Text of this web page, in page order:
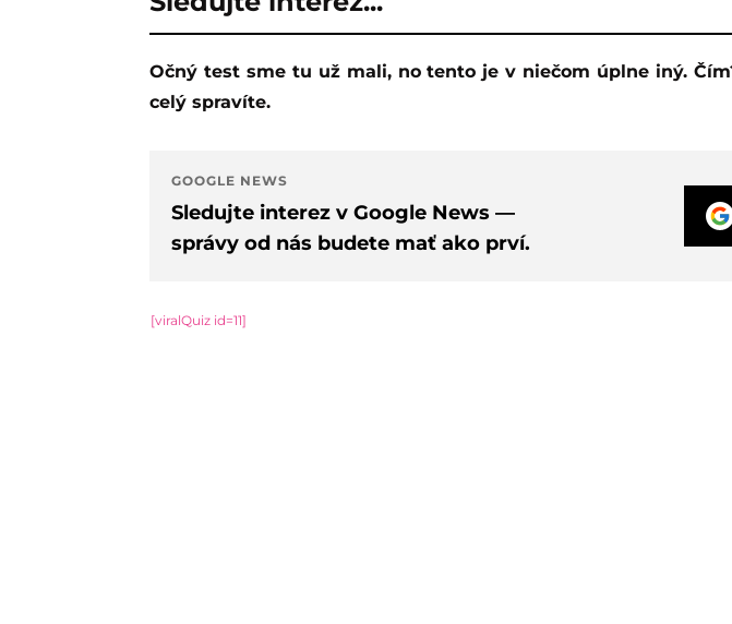
Očný test sme tu už mali, no tento je v niečom úplne iný. Čím? Uvidíte keď si ho
celý spravíte.
GOOGLE NEWS
Sledujte interez v Google News —
správy od nás budete mať ako prví.
[viralQuiz id=11]